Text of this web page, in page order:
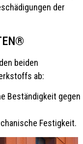
der
beiden
ab:
Beständigkeit gegen
Festigkeit.